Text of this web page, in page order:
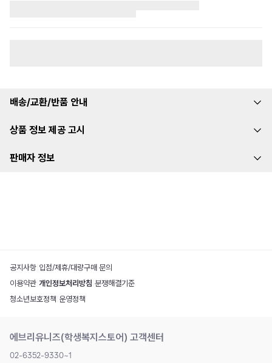
배송/교환/반품 안내
상품 정보 제공 고시
판매자 정보
공지사항 입점/제휴/대량구매 문의
이용약관 개인정보처리방침 분쟁해결기준
청소년보호정책 운영정책
에브리유니즈(학생복지스토어) 고객센터
02-6352-9330~1